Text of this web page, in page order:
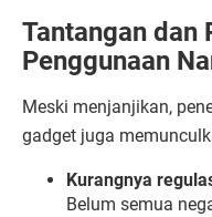
Tantangan dan
Penggunaan
Meski menjanjikan,
gadget juga
Kurangnya
Belum semua